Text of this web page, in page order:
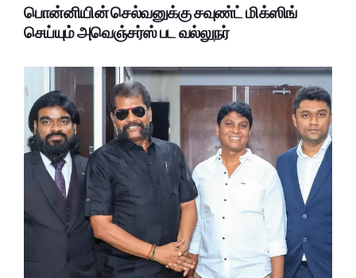
பொன்னியின் செல்வனுக்கு சவுண்ட் மிக்ஸிங்
செய்யும் அவெஞ்சர்ஸ் பட வல்லுநர்